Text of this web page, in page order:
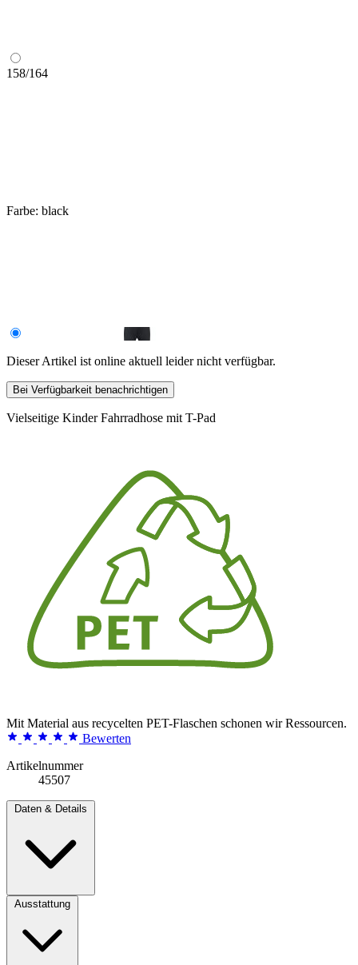
158/164
Farbe: black
Dieser Artikel ist online aktuell leider nicht verfügbar.
Bei Verfügbarkeit benachrichtigen
Vielseitige Kinder Fahrradhose mit T-Pad
Mit Material aus recycelten PET-Flaschen schonen wir Ressourcen.
Bewerten
Artikelnummer
45507
Daten & Details
Ausstattung